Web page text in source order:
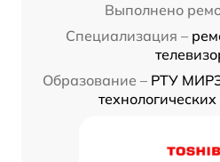
Выполнено
Специализация –
Образование – РТУ